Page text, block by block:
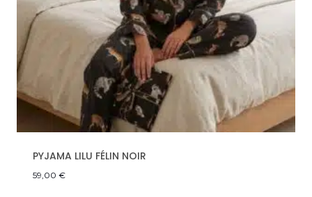
PYJAMA LILU FÉLIN NOIR
59,00 €